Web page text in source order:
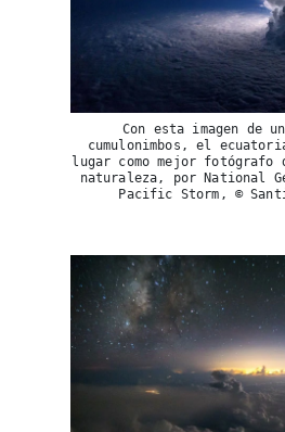
Con esta imagen de
cumulonimbos, el
lugar como mejor fotógrafo
naturaleza, por National
Pacific Storm, ©